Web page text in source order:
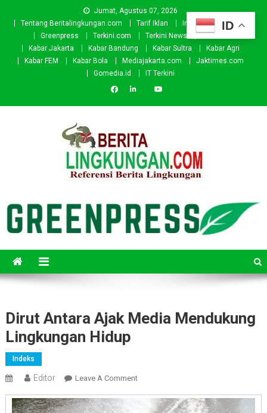
Jumat, Agustus 07, 2026
Tentang Beritalingkungan.com
Tarif Iklan Investor
Donasi
Greenpress
Terkini.com Terkini News
Kabar.id
Kabar Jakarta
Kabar Bandung Kabar Sultra
Kabar Agri
Kabar FEM
Kabar Bola Mediajakarta.com
Jaktimes.com
Gomedia.id
IT Terkini
Dirut Antara Ajak Media Mendukung
Lingkungan Hidup
Indeks
Editor Leave A CommentOn
Antara
ID